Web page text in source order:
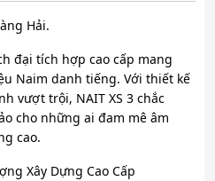
Hải.
đại tích hợp cao cấp mang
Naim danh tiếng. Với thiết kế
vượt trội, NAIT XS 3 chắc
cho những ai đam mê âm
cao.
Xây Dựng Cao Cấp